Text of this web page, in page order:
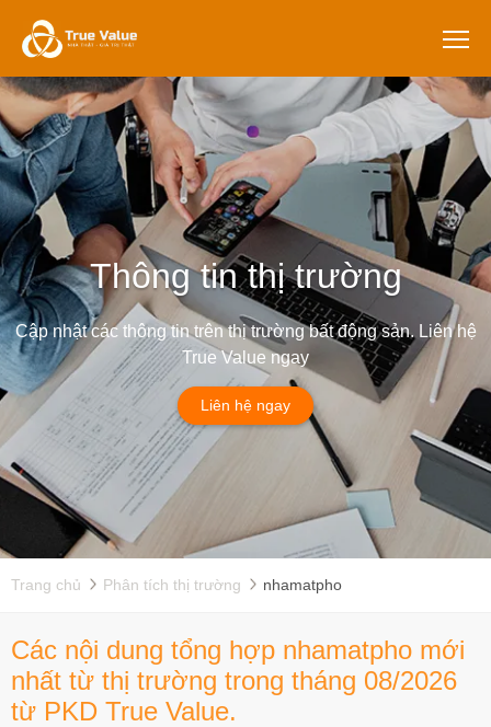
Thông tin thị trường
Cập nhật các thông tin trên thị trường bất động sản. Liên hệ
True Value ngay
Liên hệ ngay
Trang chủ Phân tích thị trường nhamatpho
Các nội dung tổng hợp nhamatpho mới
nhất từ thị trường trong tháng 08/2026
từ PKD True Value.